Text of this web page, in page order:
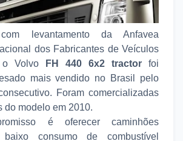
levantamento da Anfavea
dos Fabricantes de Veículos
o Volvo
FH 440 6x2 tractor foi
mais vendido no Brasil pelo
Foram comercializadas
do modelo em 2010.
é oferecer caminhões
consumo de combustível